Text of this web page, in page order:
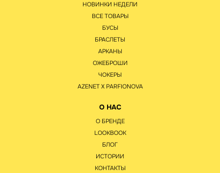
НОВИНКИ НЕДЕЛИ
ВСЕ ТОВАРЫ
БУСЫ
БРАСЛЕТЫ
АРКАНЫ
ОЖЕБРОШИ
ЧОКЕРЫ
AZENET Х PARFIONOVA
О НАС
О БРЕНДЕ
LOOKBOOK
БЛОГ
ИСТОРИИ
КОНТАКТЫ